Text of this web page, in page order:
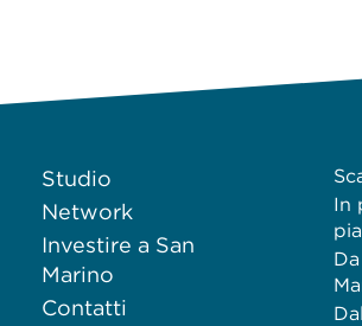
Studio
Network
Investire a San
Marino
Contatti
In